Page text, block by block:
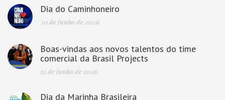
Dia do Caminhoneiro
30 de junho de 2026
Boas-vindas aos novos talentos do time
comercial da Brasil Projects
12 de junho de 2026
Dia da Marinha Brasileira